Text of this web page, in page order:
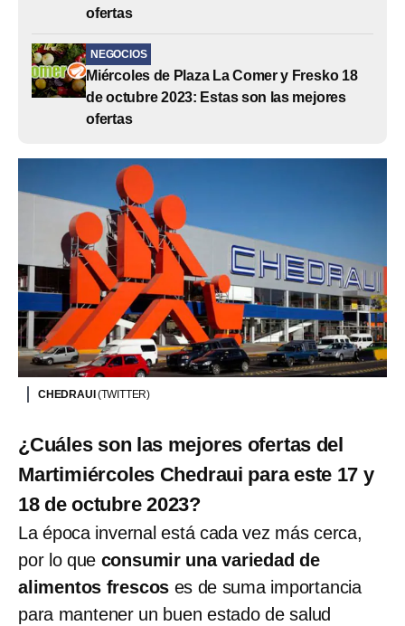
ofertas
NEGOCIOS
Miércoles de Plaza La Comer y Fresko 18
de octubre 2023: Estas son las mejores
ofertas
CHEDRAUI (TWITTER)
¿Cuáles son las mejores ofertas del
Martimiércoles Chedraui para este 17 y
18 de octubre 2023?
La época invernal está cada vez más cerca,
por lo que consumir una variedad de
alimentos frescos es de suma importancia
para mantener un buen estado de salud